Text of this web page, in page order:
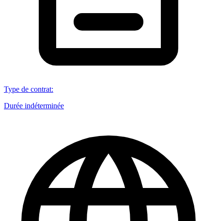
Type de contrat:
Durée indéterminée